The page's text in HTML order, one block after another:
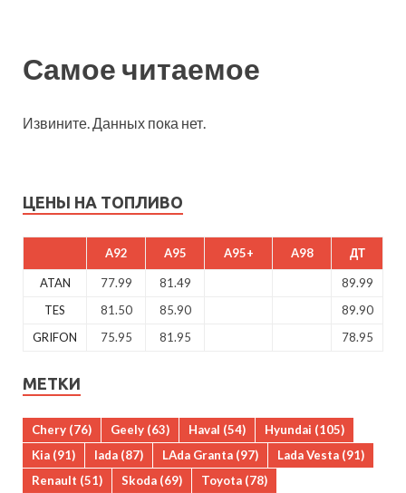
Самое читаемое
Извините. Данных пока нет.
ЦЕНЫ НА ТОПЛИВО
A92 A95 A95+ A98 ДТ
ATAN 77.99 81.49
89.99
TES
81.50 85.90
89.90
GRIFON
75.95 81.95 78.95
МЕТКИ
Chery (76) Geely (63) Haval (54) Hyundai (105)
Kia (91) lada (87) LAda Granta (97) Lada Vesta (91)
Renault (51) Skoda (69) Toyota (78)